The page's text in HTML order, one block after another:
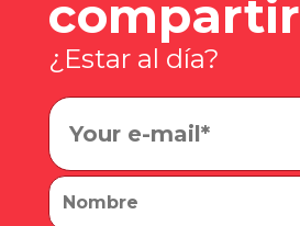
compartir
¿Estar al día?